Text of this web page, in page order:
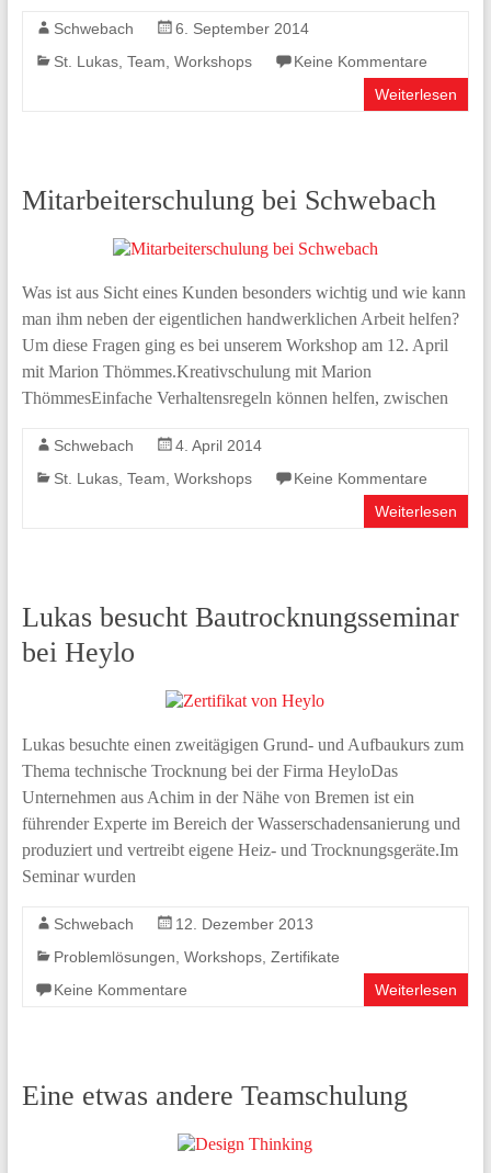
Schwebach
6. September 2014
St. Lukas, Team Workshops
Keine Kommentare
Weiterlesen
Mitarbeiterschulung bei Schwebach
Was ist aus Sicht eines Kunden besonders wichtig und wie kann
man ihm neben der eigentlichen handwerklichen Arbeit helfen?
Um diese Fragen ging es bei unserem Workshop am 12. April
mit Marion Thömmes.Kreativschulung mit Marion
ThömmesEinfache Verhaltensregeln können helfen, zwischen
Schwebach
4. April 2014
St. Lukas, Team Workshops
Keine Kommentare
Weiterlesen
Lukas besucht Bautrocknungsseminar
bei Heylo
Lukas besuchte einen zweitägigen Grund- und Aufbaukurs zum
Thema technische Trocknung bei der Firma HeyloDas
Unternehmen aus Achim in der Nähe von Bremen ist ein
führender Experte im Bereich der Wasserschadensanierung und
produziert und vertreibt eigene Heiz- und Trocknungsgeräte.Im
Seminar wurden
Schwebach
12. Dezember 2013
Problemlösungen Workshops, Zertifikate
Keine Kommentare
Weiterlesen
Eine etwas andere Teamschulung